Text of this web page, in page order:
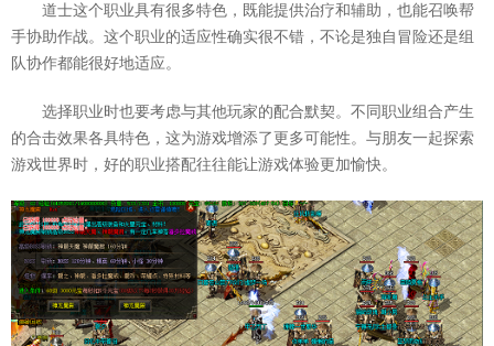
道士这个职业具有很多特色，既能提供治疗和辅助，也能召唤帮
手协助作战。这个职业的适应性确实很不错，不论是独自冒险还是组
队协作都能很好地适应。
选择职业时也要考虑与其他玩家的配合默契。不同职业组合产生
的合击效果各具特色，这为游戏增添了更多可能性。与朋友一起探索
游戏世界时，好的职业搭配往往能让游戏体验更加愉快。